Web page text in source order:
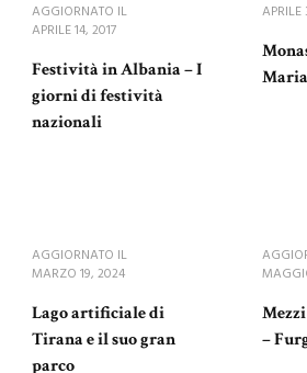
AGGIORNATO IL
APRILE 14, 2017
Festività in Albania – I
giorni di festività
nazionali
AGGIORNATO IL
MARZO 19, 2024
Lago artificiale di
Tirana e il suo gran
parco
–